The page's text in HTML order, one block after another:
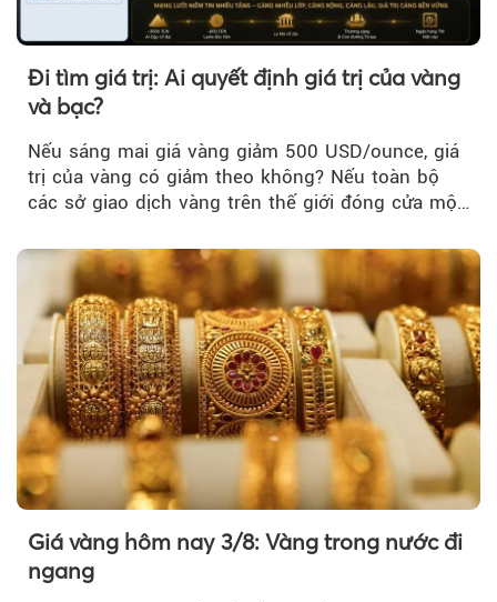
Đi tìm giá trị: Ai quyết định giá trị của vàng
và bạc?
Nếu sáng mai giá vàng giảm 500 USD/ounce, giá
trị của vàng có giảm theo không? Nếu toàn bộ
các sở giao dịch vàng trên thế giới đóng cửa một
Giá vàng hôm nay 3/8: Vàng trong nước đi
ngang